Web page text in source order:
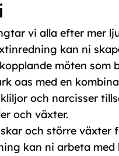
vi alla efter mer
kan ni
möten
oas med en
och narcisser
och växter.
och större växter
kan ni arbeta med